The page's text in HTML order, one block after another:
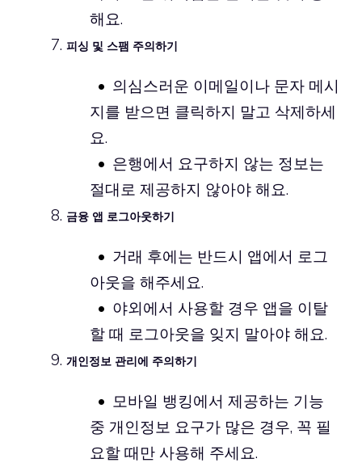
해요.
피싱 및 스팸 주의하기
의심스러운 이메일이나 문자 메시
지를 받으면 클릭하지 말고 삭제하세
요.
은행에서 요구하지 않는 정보는
절대로 제공하지 않아야 해요.
금융 앱 로그아웃하기
거래 후에는 반드시 앱에서 로그
아웃을 해주세요.
야외에서 사용할 경우 앱을 이탈
할 때 로그아웃을 잊지 말아야 해요.
개인정보 관리에 주의하기
모바일 뱅킹에서 제공하는 기능
중 개인정보 요구가 많은 경우, 꼭 필
요할 때만 사용해 주세요.